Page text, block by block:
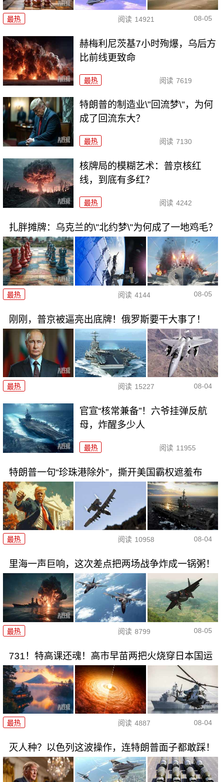
最热 阅读 14921 08-05
赫梅利尼茨基7小时殉爆，乌后方
比前线更致命
最热 阅读 7619
特朗普的制造业\"回流梦\"，为何
成了回流东大？
最热 阅读 7130
核牌局的模糊艺术：普京核红
线，到底有多红？
最热 阅读 4242
扎胖摊牌：乌克兰的\"北约梦\"为何成了一地鸡毛？
最热 阅读 4144 08-05
刚刚，普京被逼亮出底牌！俄罗斯要干大事了！
最热 阅读 15227 08-04
官宣“核常兼备”！六爷挂弹反航
母，炸醒多少人
最热 阅读 11955
特朗普一句“珍珠港除外”，撕开美国霸权遮羞布
最热 阅读 10958 08-04
里海一声巨响，这次差点把两场战争炸成一锅粥！
最热 阅读 8799 08-05
731！特高课还魂！高市早苗两把火烧穿日本国运
最热 阅读 4887 08-04
灭人种？以色列这波操作，连特朗普面子都敢踩！